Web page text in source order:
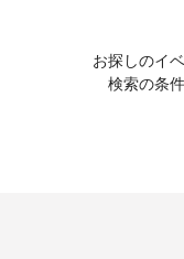
お探しのイ
検索の条